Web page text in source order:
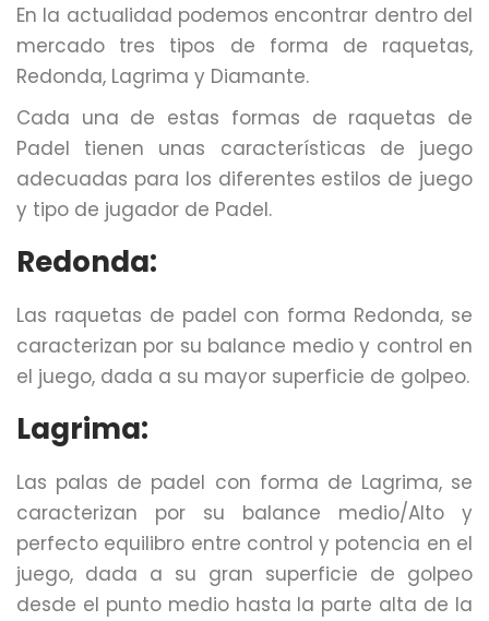
En la actualidad podemos encontrar dentro del
mercado tres tipos de forma de raquetas,
Redonda, Lagrima y Diamante.
Cada una de estas formas de raquetas de
Padel tienen unas características de juego
adecuadas para los diferentes estilos de juego
y tipo de jugador de Padel.
Redonda:
Las raquetas de padel con forma Redonda, se
caracterizan por su balance medio y control en
el juego, dada a su mayor superficie de golpeo.
Lagrima:
Las palas de padel con forma de Lagrima, se
caracterizan por su balance medio/Alto y
perfecto equilibro entre control y potencia en el
juego, dada a su gran superficie de golpeo
desde el punto medio hasta la parte alta de la